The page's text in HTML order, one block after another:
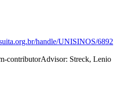
handle/UNISINOS/6892
contributorAdvisor: Streck, Lenio